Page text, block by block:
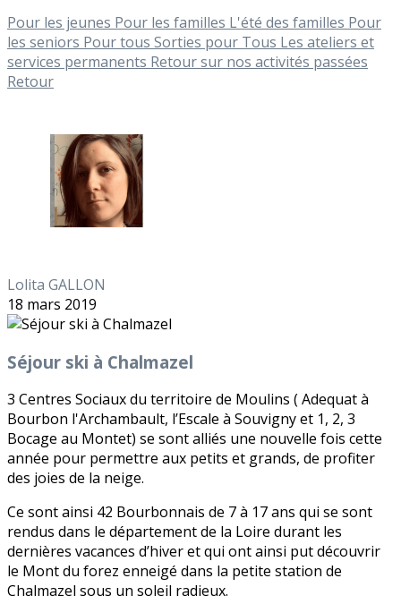
Pour les jeunes Pour les familles L'été des familles Pour
les seniors Pour tous Sorties pour Tous Les ateliers et
services permanents Retour sur nos activités passées
Retour
Lolita GALLON
18 mars 2019
Séjour ski à Chalmazel
3 Centres Sociaux du territoire de Moulins ( Adequat à
Bourbon l'Archambault, l’Escale à Souvigny et 1, 2, 3
Bocage au Montet) se sont alliés une nouvelle fois cette
année pour permettre aux petits et grands, de profiter
des joies de la neige.
Ce sont ainsi 42 Bourbonnais de 7 à 17 ans qui se sont
rendus dans le département de la Loire durant les
dernières vacances d’hiver et qui ont ainsi put découvrir
le Mont du forez enneigé dans la petite station de
Chalmazel sous un soleil radieux.